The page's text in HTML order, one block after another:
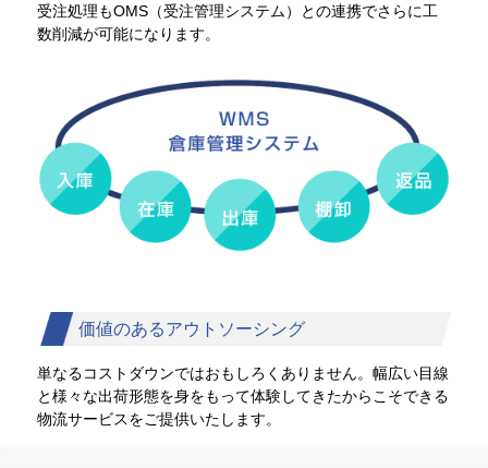
受注処理もOMS（受注管理システム）との連携でさらに工
数削減が可能になります。
価値のあるアウトソーシング
単なるコストダウンではおもしろくありません。幅広い目線
と様々な出荷形態を身をもって体験してきたからこそできる
物流サービスをご提供いたします。